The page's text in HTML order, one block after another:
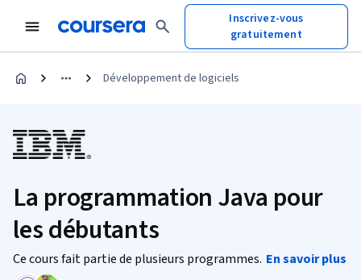
Inscrivez-vous
gratuitement
Développement de logiciels
La programmation Java pour
les débutants
Ce cours fait partie de plusieurs programmes. En savoir plus